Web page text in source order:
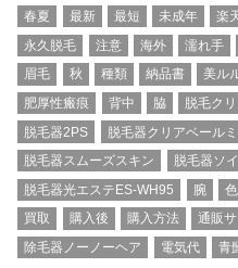
春夏
最新 最短 未成年 楽
永久脱毛
注意 海外 濡れ手
眉毛
秋 種類 納品書 美ル
肥厚性瘢痕
背中 脇 脱毛ク
脱毛器2PS
脱毛器クリアベールミ
脱毛器スムーズスキン
脱毛器ソ
脱毛器光エステES-WH95
腕
買取
購入後 購入方法 通販サ
除毛器ノーノーヘア
電気代 青